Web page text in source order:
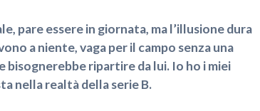
pare essere in giornata, ma l’illusione dura
a niente, vaga per il campo senza una
bisognerebbe ripartire da lui. Io ho i miei
nella realtà della serie B.